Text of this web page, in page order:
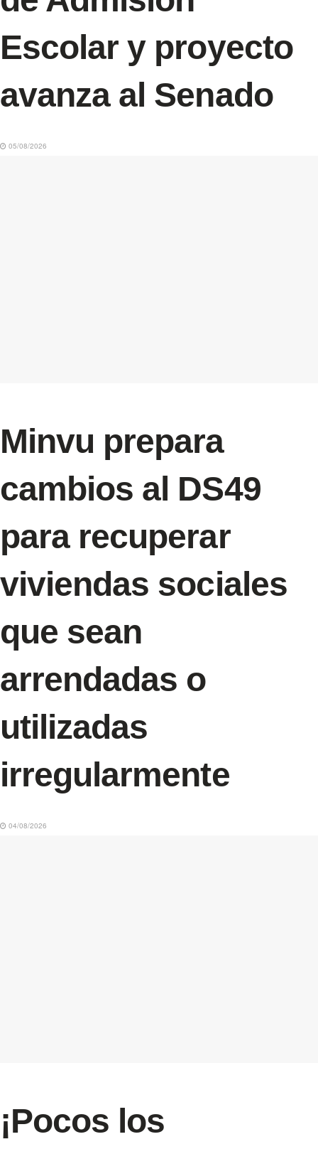
Escolar y proyecto
avanza al Senado
05/08/2026
Minvu prepara
cambios al DS49
para recuperar
viviendas sociales
que sean
arrendadas o
utilizadas
irregularmente
04/08/2026
¡Pocos los